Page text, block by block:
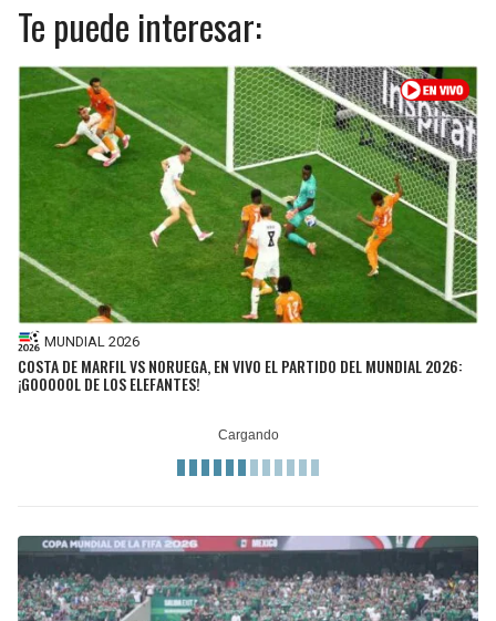
Te puede interesar:
MUNDIAL 2026
COSTA DE MARFIL VS NORUEGA, EN VIVO EL PARTIDO DEL MUNDIAL 2026:
¡GOOOOOL DE LOS ELEFANTES!